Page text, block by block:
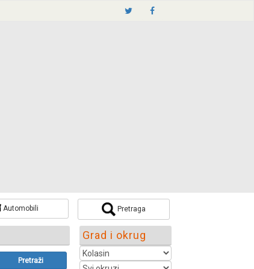
Automobili Pretraga
Pretraži
Grad i okrug